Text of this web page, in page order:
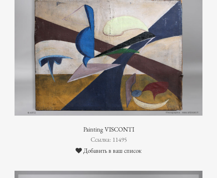
Painting VISCONTI
Ссылка: 11495
Добавить в ваш список